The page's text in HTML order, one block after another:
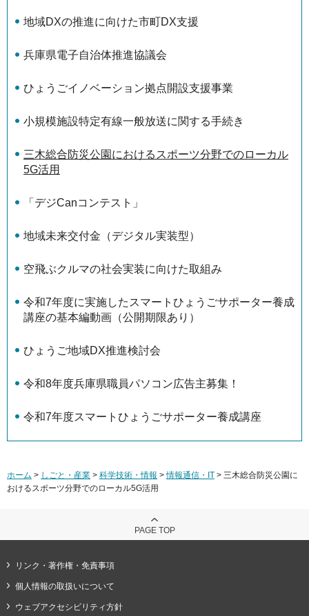
地域DXの推進に向けた市町DX支援
兵庫県電子自治体推進協議会
ひょうごイノベーション拠点開設支援事業
小規模施設特定有線一般放送に関する手続き
三木総合防災公園におけるスポーツ分野でのローカル
5G活用
「デジCanコンテスト」
地域未来交付金（デジタル実装型）
空飛ぶクルマの社会実装に向けた取組み
令和7年度に実施したスマートひょうごサポーター養成
講座の基本編動画（公開期限あり）
ひょうご地域DX推進検討会
令和8年度兵庫県職員パソコン広告主募集！
令和7年度スマートひょうごサポーター養成講座
ホーム > しごと・産業 > 科学技術・情報 >情報通信・IT > 三木総合防災公園に
おけるスポーツ分野でのローカル5G活用
PAGE TOP
リンク・著作権・免責事項
個人情報の取扱いについて
ウェブアクセシビリティ方針